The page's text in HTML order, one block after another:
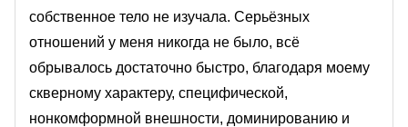
собственное тело не изучала. Серьёзных
отношений у меня никогда не было, всё
обрывалось достаточно быстро, благодаря моему
скверному характеру, специфической,
нонкомформной внешности, доминированию и